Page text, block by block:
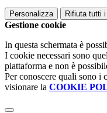
Personalizza Rifiuta tutti i
Gestione cookie
In questa schermata è
I cookie necessari sono
piattaforma e non è
Per conoscere quali sono i
visionare la COOKIE